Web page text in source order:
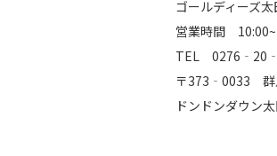
ゴールディーズ
営業時間
TEL
〒373‐0033 群
ドンドンダウン